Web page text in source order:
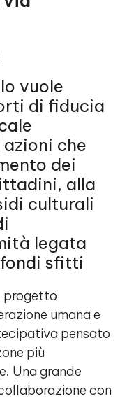
vuole
di fiducia
che
dei
alla
culturali
legata
sfitti
progetto
umana e
pensato
più
Una grande
con